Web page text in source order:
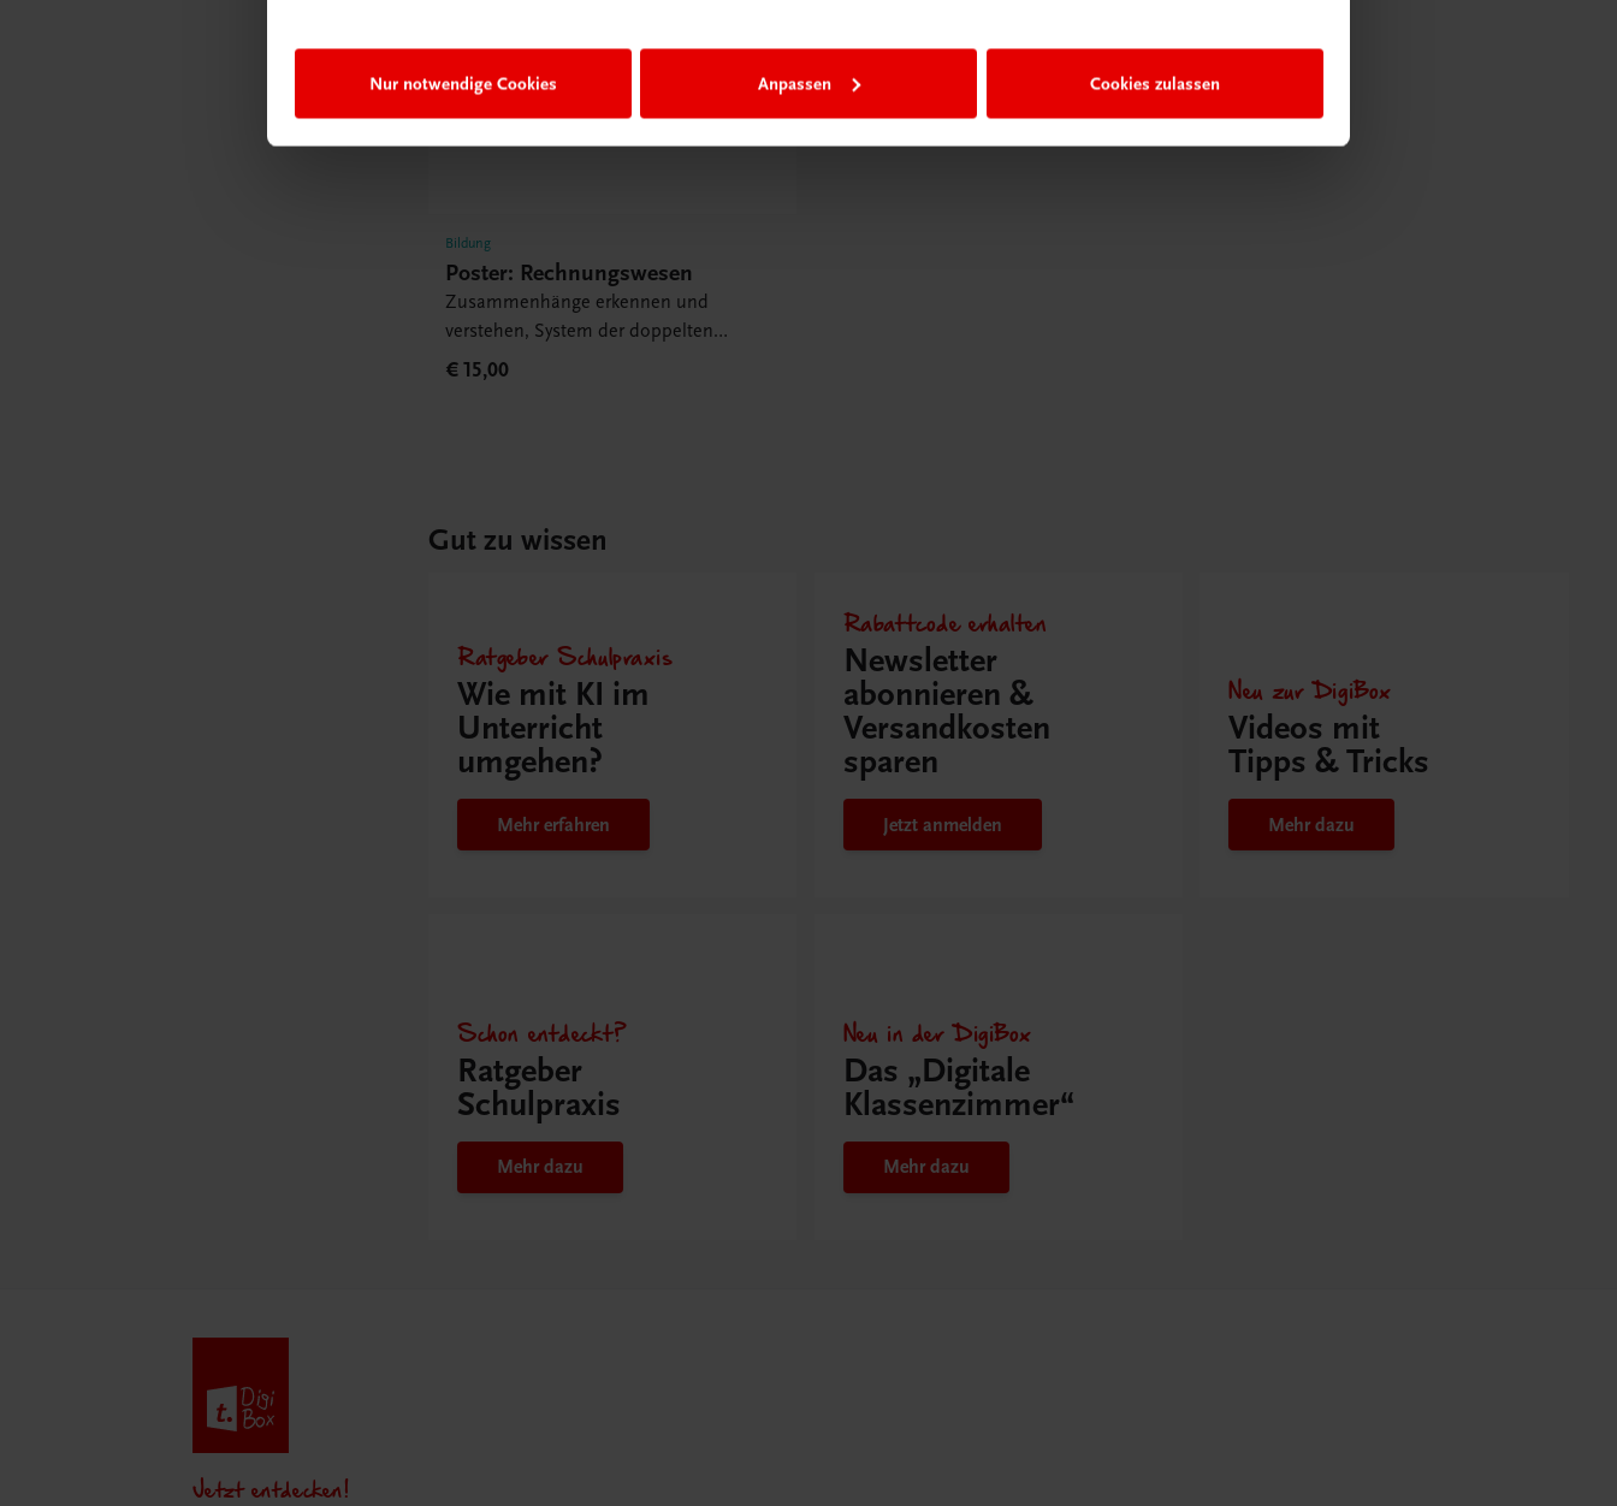
Nur notwendige Cookies Anpassen Cookies zulassen
Bildung
Poster: Rechnungswesen
Zusammenhänge erkennen und
verstehen, System der doppelten
Buchhaltung
€ 15,00
Gut zu wissen
Ratgeber Schulpraxis
Wie mit KI im
Unterricht
umgehen?
Mehr erfahren
Rabattcode erhalten
Newsletter
abonnieren &
Versandkosten
sparen
Jetzt anmelden
Neu zur DigiBox
Videos mit
Tipps & Tricks
Mehr dazu
Schon entdeckt?
Ratgeber
Schulpraxis
Mehr dazu
Neu in der DigiBox
Das „Digitale
Klassenzimmer“
Mehr dazu
Jetzt entdecken!